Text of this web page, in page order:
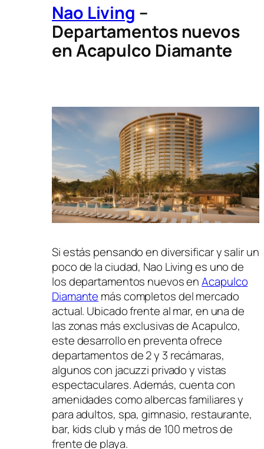
Nao Living –
Departamentos nuevos
en Acapulco Diamante
Si estás pensando en diversificar y salir un
poco de la ciudad, Nao Living es uno de
los departamentos nuevos enAcapulco
Diamante más completos del mercado
actual. Ubicado frente al mar, en una de
las zonas más exclusivas de Acapulco,
este desarrollo en preventa ofrece
departamentos de 2 y 3 recámaras,
algunos con jacuzzi privado y vistas
espectaculares. Además, cuenta con
amenidades como albercas familiares y
para adultos, spa, gimnasio, restaurante,
bar, kids club y más de 100 metros de
frente de playa.